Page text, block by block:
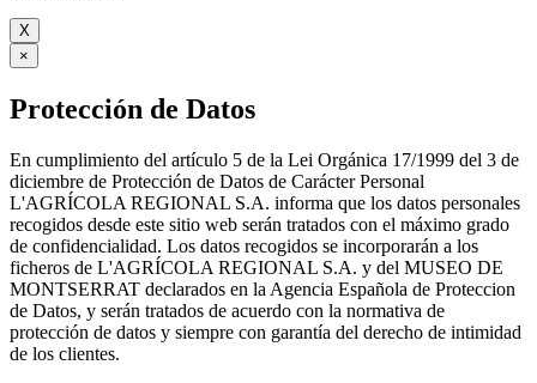
X
×
Protección de Datos
En cumplimiento del artículo 5 de la Lei Orgánica 17/1999 del 3 de
diciembre de Protección de Datos de Carácter Personal
L'AGRÍCOLA REGIONAL S.A. informa que los datos personales
recogidos desde este sitio web serán tratados con el máximo grado
de confidencialidad. Los datos recogidos se incorporarán a los
ficheros de L'AGRÍCOLA REGIONAL S.A. y del MUSEO DE
MONTSERRAT declarados en la Agencia Española de Proteccion
de Datos, y serán tratados de acuerdo con la normativa de
protección de datos y siempre con garantía del derecho de intimidad
de los clientes.